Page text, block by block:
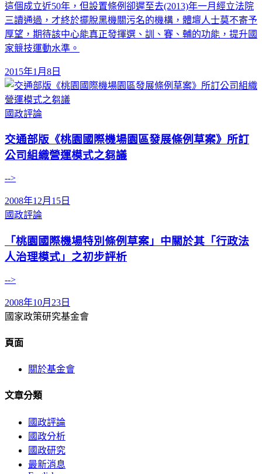
這個成立近50年，但設置條例卻遲至去(2013)年一月經立法院
三讀通過，才終於擺脫黑機關污名的機構，體壇人士莫不寄予
厚望，期待該中心能真正發揮選、訓、賽、輔的功能，提升國
家競技運動水準。
2015年1月8日
國政評論
交通部版《桃園國際機場園區發展條例草案》所訂
公司組織營運模式之芻議
-->
2008年12月15日
國政評論
「桃園國際機場特別條例草案」中關於其「行政法
人治理模式」之初步評析
-->
2008年10月23日
國家政策研究基金會
頁面
關於基金會
文章分類
國政評論
國政分析
國政研究
最新消息